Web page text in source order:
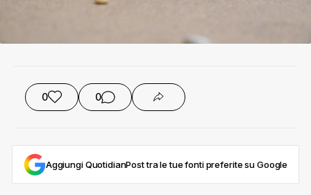
0 0
Aggiungi QuotidianPost tra le tue fonti preferite su Google